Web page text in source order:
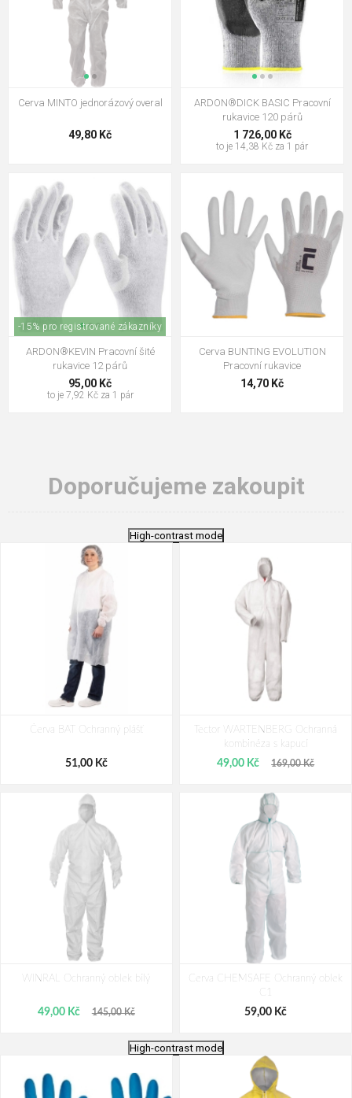
Cerva MINTO jednorázový overal
49,80 Kč
ARDON®DICK BASIC Pracovní
rukavice 120 párů
1 726,00 Kč
to je 14,38 Kč za 1 pár
-15% pro registrované zákazníky
ARDON®KEVIN Pracovní šité
rukavice 12 párů
95,00 Kč
to je 7,92 Kč za 1 pár
Cerva BUNTING EVOLUTION
Pracovní rukavice
14,70 Kč
Doporučujeme zakoupit
High-contrast mode
Červa BAT Ochranný plášť
51,00 Kč
Tector WARTENBERG Ochranná
kombinéza s kapucí
49,00 Kč 169,00 Kč
WINRAL Ochranný oblek bílý
49,00 Kč 145,00 Kč
Cerva CHEMSAFE Ochranný oblek
59,00 Kč
High-contrast mode